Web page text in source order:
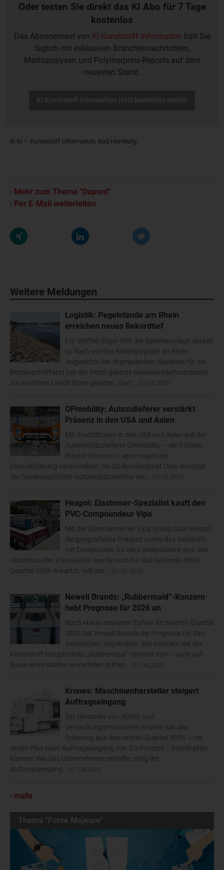
Oder testen Sie direkt das KI Abo für 7 Tage
kostenlos
Das Abonnement von KI Kunststoff Information hält Sie
täglich mit exklusiven Branchennachrichten,
Marktanalysen und Polymerpreis-Reports auf dem
neuesten Stand.
© KI – Kunststoff Information, Bad Homburg
Mehr zum Thema "Dupont"
Per E-Mail weiterleiten
Weitere Meldungen
Logistik: Pegelstände am Rhein
erreichen neues Rekordtief
Für Steffen Bilger fällt der Sommerurlaub derzeit
so flach wie das Niedrigwasser im Rhein.
Angesichts der dramatischen Situation für die
Binnenschifffahrt hat der frisch gekürte Bundesverkehrsminister
zur Konferenz nach Bonn geladen. Dort...
OPmobility: Autozulieferer verstärkt
Präsenz in den USA und Asien
Mit Investitionen in den USA und Asien will der
Automobilzulieferer OPmobility – die frühere
Plastic Omnium – seine regionale
Diversifizierung vorantreiben. Im US-Bundesstaat Ohio errichtet
der familiengeführte Automobilzulieferer ein...
Hexpol: Elastomer-Spezialist kauft den
PVC-Compoundeur Vipa
Mit der Übernahme der Vipa Group baut Hexpol
die geografische Präsenz sowie das Geschäft
mit Compounds für die Kabelindustrie aus. Der
Abschluss der Transaktion werde noch für das laufende dritte
Quartal 2026 erwartet, teilt der...
Newell Brands: „Rubbermaid“-Konzern
hebt Prognose für 2026 an
Nach etwas besseren Zahlen im zweiten Quartal
2026 hat Newell Brands die Prognose für das
Gesamtjahr angehoben. Der Konzern mit der
Kunststoff-Hauptmarke „Rubbermaid“ rechnet nun – auch auf
Basis eines stärker erwarteten dritten...
Krones: Maschinenhersteller steigert
Auftragseingang
Der Hersteller von Abfüll- und
Verpackungsmaschinen Krones hat den
Schwung aus dem ersten Quartal 2026 – mit
einem Plus beim Auftragseingang von 5,3 Prozent – beibehalten
können: Wie das Unternehmen mitteilte, stieg der
Auftragseingang...
mehr
Thema "Force Majeure"